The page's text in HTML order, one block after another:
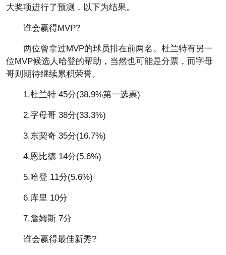
大奖项进行了预测，以下为结果。
谁会赢得MVP?
两位曾拿过MVP的球员排在前两名。杜兰特有另一
位MVP候选人哈登的帮助，当然也可能是分票，而字母
哥则期待继续累积荣誉。
1.杜兰特 45分(38.9%第一选票)
2.字母哥 38分(33.3%)
3.东契奇 35分(16.7%)
4.恩比德 14分(5.6%)
5.哈登 11分(5.6%)
6.库里 10分
7.詹姆斯 7分
谁会赢得最佳新秀?